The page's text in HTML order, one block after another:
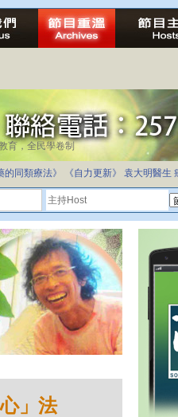
育，全民學卷制
的同類療法》 《自力更新》 袁大明醫生
」法